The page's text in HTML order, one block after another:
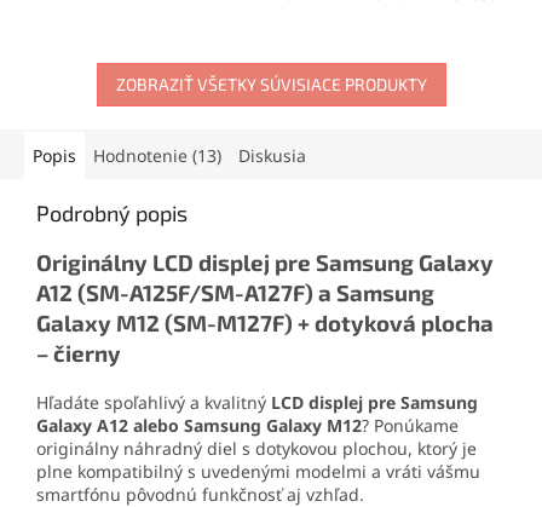
odoláva otrasom, vode aj
oderu. Vďaka presnej
aplikačnej špičke sa
drobné súčiastky.
sklíčko fotoaparátu.
Perfektné riešenie pre
opravu poškodeného alebo
ZOBRAZIŤ VŠETKY SÚVISIACE PRODUKTY
Popis Hodnotenie (13) Diskusia
Podrobný popis
Originálny LCD displej pre Samsung Galaxy
A12 (SM-A125F/SM-A127F) a Samsung
Galaxy M12 (SM-M127F) + dotyková plocha
– čierny
Hľadáte spoľahlivý a kvalitný LCD displej pre Samsung
Galaxy A12 alebo Samsung Galaxy M12? Ponúkame
originálny náhradný diel s dotykovou plochou, ktorý je
plne kompatibilný s uvedenými modelmi a vráti vášmu
smartfónu pôvodnú funkčnosť aj vzhľad.